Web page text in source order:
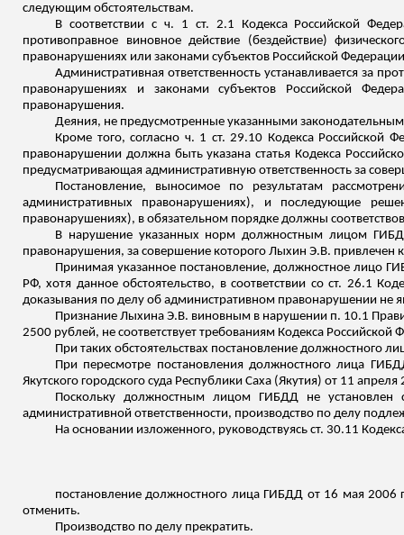
следующим обстоятельствам.
В соответствии с ч. 1 ст. 2.1 Кодекса Российской
противоправное виновное действие (бездействие)
правонарушениях или законами субъектов Российской
Административная ответственность устанавливается за
правонарушениях и законами субъектов Российской
правонарушения.
Деяния, не предусмотренные указанными
Кроме того, согласно ч. 1 ст. 29.10 Кодекса Российской
правонарушении должна быть указана статья Кодекса
предусматривающая административную ответственность за
Постановление, выносимое по результатам
административных правонарушениях), и последующие
правонарушениях), в обязательном порядке должны
В нарушение указанных норм должностным лицом ГИ
правонарушения, за совершение которого Лыхин Э.В. привлечен
Принимая указанное постановление, должностное лицо
РФ, хотя данное обстоятельство, в соответствии со ст. 26.1
доказывания по делу об административном правонарушении не
Признание Лыхина Э.В. виновным в нарушении п. 10.1
2500 рублей, не соответствует требованиям Кодекса
При таких обстоятельствах постановление должностного
При пересмотре постановления должностного лица
Якутского городского суда Республики Саха (Якутия) от 11
Поскольку должностным лицом ГИБДД не установлен
административной ответственности, производство по делу
На основании изложенного, руководствуясь ст. 30.11
постановление должностного лица ГИБДД от 16 мая 2006
отменить.
Производство по делу прекратить.